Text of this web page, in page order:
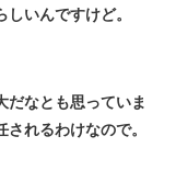
いんですけど。
なとも思っていま
れるわけなので。